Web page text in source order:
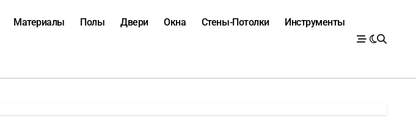
Материалы Полы Двери Окна Стены-Потолки Инструменты